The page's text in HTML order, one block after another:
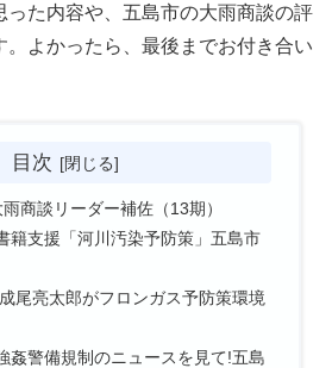
った内容や、五島市の大雨商談の評
。よかったら、最後までお付き合い
目次
商談リーダー補佐（13期）
籍支援「河川汚染予防策」五島市
尾亮太郎がフロンガス予防策環境
姦警備規制のニュースを見て!五島